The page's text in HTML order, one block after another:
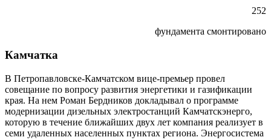
252
фундамента смонтировано
Камчатка
В Петропавловске-Камчатском вице-премьер провел
совещание по вопросу развития энергетики и газификации
края. На нем Роман Бердников докладывал о программе
модернизации дизельных электростанций Камчатскэнерго,
которую в течение ближайших двух лет компания реализует в
семи удаленных населенных пунктах региона. Энергосистема